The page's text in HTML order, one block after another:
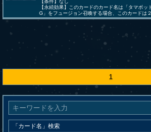
【条件】なし
【永続効果】このカードのカード名は「タマボッ
G」をフュージョン召喚する場合、このカードは
1